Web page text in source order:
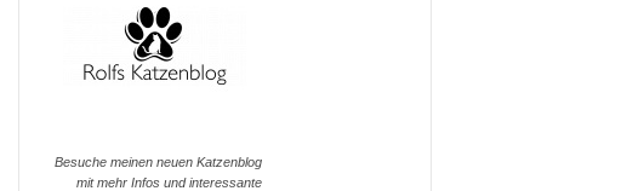
Besuche meinen neuen Katzenblog
mit mehr Infos und interessante